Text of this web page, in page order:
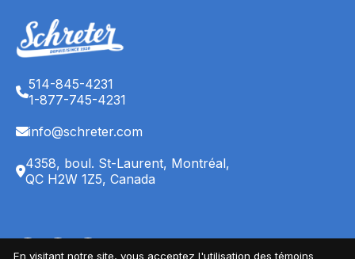
514-845-4231
1-877-745-4231
info@schreter.com
4358, boul. St-Laurent, Montréal,
QC H2W 1Z5, Canada
Français (CA)
En visitant notre site, vous acceptez l'utilisation des témoins